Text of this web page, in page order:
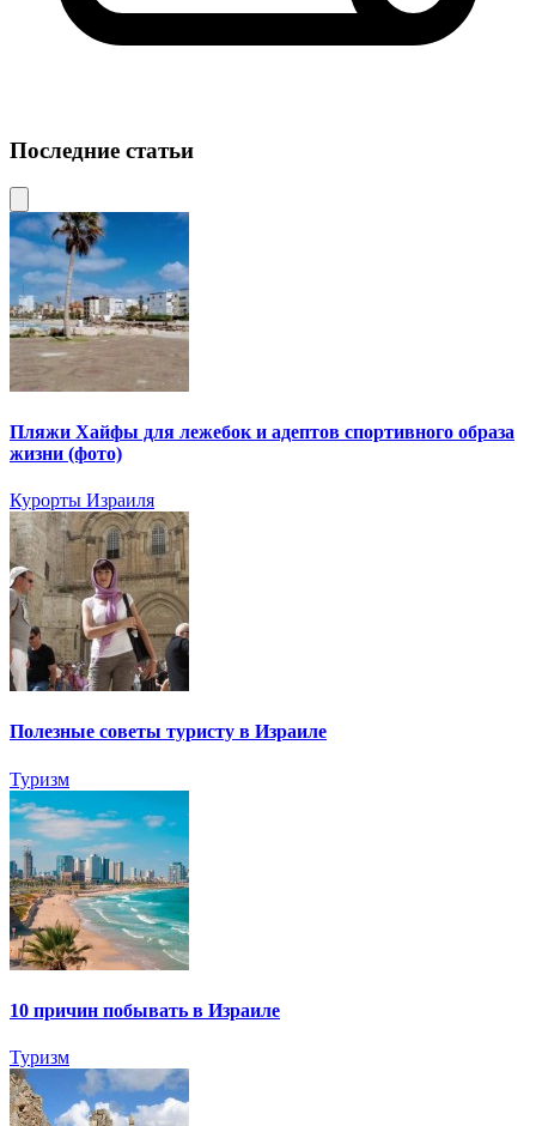
Последние статьи
Пляжи Хайфы для лежебок и адептов спортивного образа
жизни (фото)
Курорты Израиля
Полезные советы туристу в Израиле
Туризм
10 причин побывать в Израиле
Туризм